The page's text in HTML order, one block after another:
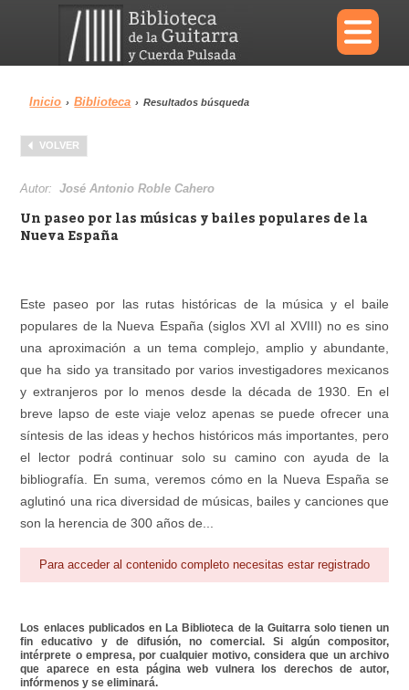
×
Menu
Biblioteca
Inicio › Biblioteca › Resultados búsqueda
VOLVER
Autor:José Antonio Roble Cahero
Un paseo por las músicas y bailes populares de la
Nueva España
Este paseo por las rutas históricas de la música y el baile
populares de la Nueva España (siglos XVI al XVIII) no es sino
una aproximación a un tema complejo, amplio y abundante,
que ha sido ya transitado por varios investigadores mexicanos
y extranjeros por lo menos desde la década de 1930. En el
breve lapso de este viaje veloz apenas se puede ofrecer una
síntesis de las ideas y hechos históricos más importantes, pero
el lector podrá continuar solo su camino con ayuda de la
bibliografía. En suma, veremos cómo en la Nueva España se
aglutinó una rica diversidad de músicas, bailes y canciones que
son la herencia de 300 años de...
Para acceder al contenido completo necesitas estar registrado
Los enlaces publicados en La Biblioteca de la Guitarra solo tienen un
fin educativo y de difusión, no comercial. Si algún compositor,
intérprete o empresa, por cualquier motivo, considera que un archivo
que aparece en esta página web vulnera los derechos de autor,
infórmenos y se eliminará.